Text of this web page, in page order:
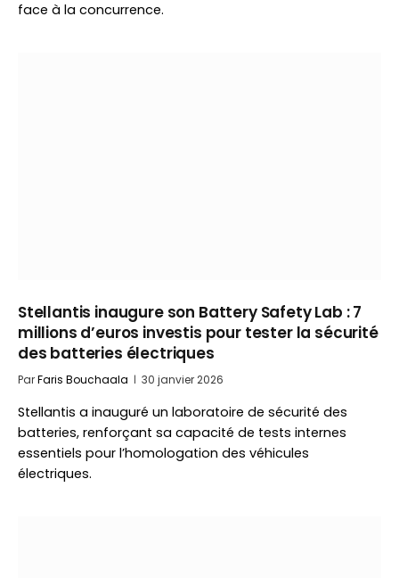
face à la concurrence.
Stellantis inaugure son Battery Safety Lab : 7
millions d’euros investis pour tester la sécurité
des batteries électriques
ParFaris Bouchaala 30 janvier 2026
Stellantis a inauguré un laboratoire de sécurité des
batteries, renforçant sa capacité de tests internes
essentiels pour l’homologation des véhicules
électriques.